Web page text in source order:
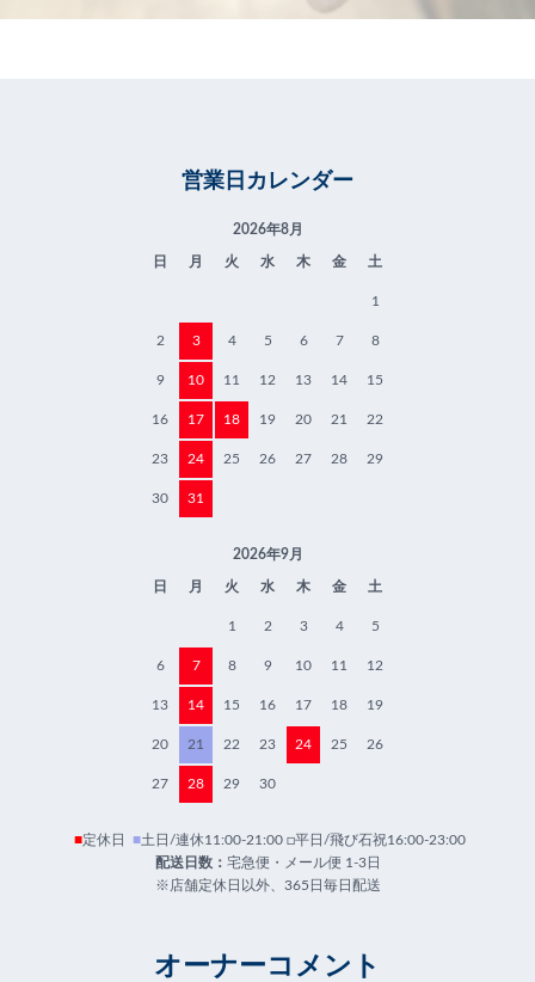
営業日カレンダー
2026年8月
日 月 火 水 木 金 土
1
2 3 4 5 6 7 8
9 10 11 12 13 14 15
16 17 18 19 20 21 22
23 24 25 26 27 28 29
30 31
2026年9月
日 月 火 水 木 金 土
1 2 3 4 5
6 7 8 9 10 11 12
13 14 15 16 17 18 19
20 21 22 23 24 25 26
27 28 29 30
■定休日 ■土日/連休11:00-21:00 □平日/飛び石祝16:00-23:00
配送日数： 宅急便・メール便 1-3日
※店舗定休日以外、365日毎日配送
オーナーコメント